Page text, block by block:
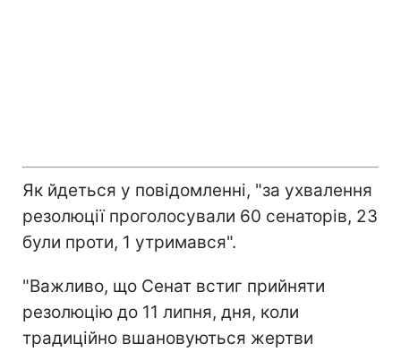
Як йдеться у повідомленні, "за ухвалення
резолюції проголосували 60 сенаторів, 23
були проти, 1 утримався".
"Важливо, що Сенат встиг прийняти
резолюцію до 11 липня, дня, коли
традиційно вшановуються жертви